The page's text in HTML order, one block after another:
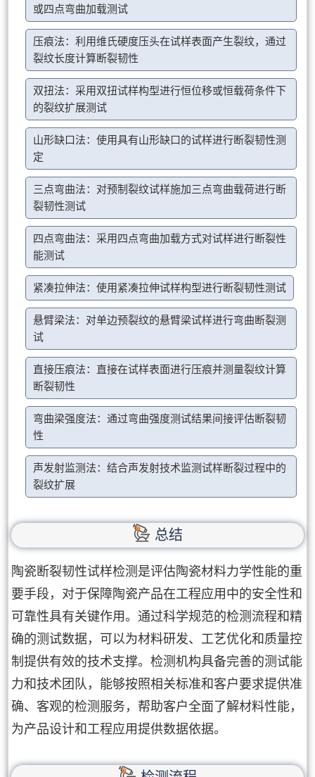
或四点弯曲加载测试
压痕法：利用维氏硬度压头在试样表面产生裂纹，通过
裂纹长度计算断裂韧性
双扭法：采用双扭试样构型进行恒位移或恒载荷条件下
的裂纹扩展测试
山形缺口法：使用具有山形缺口的试样进行断裂韧性测
定
三点弯曲法：对预制裂纹试样施加三点弯曲载荷进行断
裂韧性测试
四点弯曲法：采用四点弯曲加载方式对试样进行断裂性
能测试
紧凑拉伸法：使用紧凑拉伸试样构型进行断裂韧性测试
悬臂梁法：对单边预裂纹的悬臂梁试样进行弯曲断裂测
试
直接压痕法：直接在试样表面进行压痕并测量裂纹计算
断裂韧性
弯曲梁强度法：通过弯曲强度测试结果间接评估断裂韧
性
声发射监测法：结合声发射技术监测试样断裂过程中的
裂纹扩展
总结
陶瓷断裂韧性试样检测是评估陶瓷材料力学性能的重
要手段，对于保障陶瓷产品在工程应用中的安全性和
可靠性具有关键作用。通过科学规范的检测流程和精
确的测试数据，可以为材料研发、工艺优化和质量控
制提供有效的技术支撑。检测机构具备完善的测试能
力和技术团队，能够按照相关标准和客户要求提供准
确、客观的检测服务，帮助客户全面了解材料性能，
为产品设计和工程应用提供数据依据。